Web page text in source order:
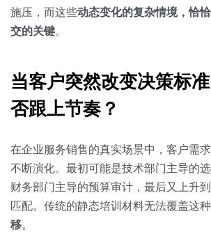
销售管理
交易跟进
施压，而这些动态变化的复杂情境，恰
交的关键。
当客户突然改变决策标
否跟上节奏？
在企业服务销售的真实场景中，客户需
不断演化。最初可能是技术部门主导的
财务部门主导的预算审计，最后又上升
匹配。传统的静态培训材料无法覆盖这种
移。